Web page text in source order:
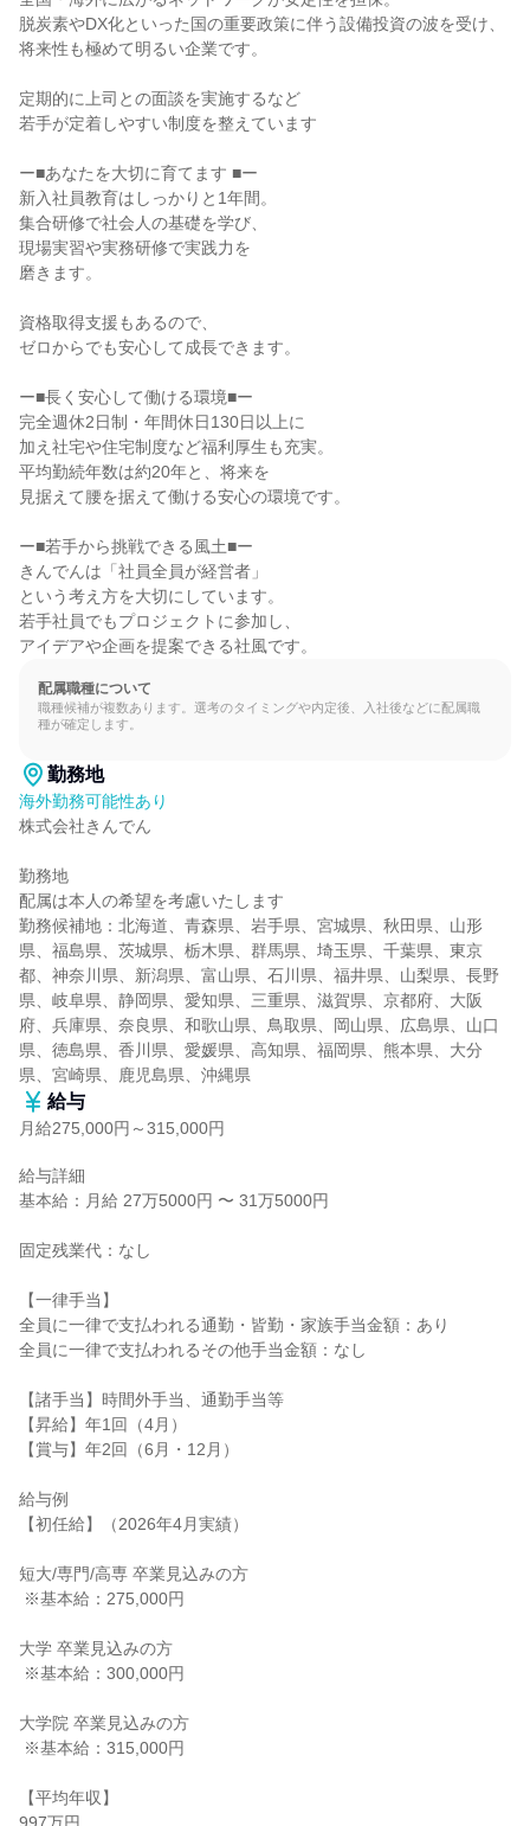
脱炭素やDX化といった国の重要政策に伴う設備投資の波を受け、
将来性も極めて明るい企業です。
定期的に上司との面談を実施するなど
若手が定着しやすい制度を整えています
ー■あなたを大切に育てます ■ー
新入社員教育はしっかりと1年間。
集合研修で社会人の基礎を学び、
現場実習や実務研修で実践力を
磨きます。
資格取得支援もあるので、
ゼロからでも安心して成長できます。
ー■長く安心して働ける環境■ー
完全週休2日制・年間休日130日以上に
加え社宅や住宅制度など福利厚生も充実。
平均勤続年数は約20年と、将来を
見据えて腰を据えて働ける安心の環境です。
ー■若手から挑戦できる風土■ー
きんでんは「社員全員が経営者」
という考え方を大切にしています。
若手社員でもプロジェクトに参加し、
アイデアや企画を提案できる社風です。
配属職種について
職種候補が複数あります。選考のタイミングや内定後、入社後などに配属職
種が確定します。
勤務地
海外勤務可能性あり
株式会社きんでん
勤務地
配属は本人の希望を考慮いたします
勤務候補地：北海道、青森県、岩手県、宮城県、秋田県、山形
県、福島県、茨城県、栃木県、群馬県、埼玉県、千葉県、東京
都、神奈川県、新潟県、富山県、石川県、福井県、山梨県、長野
県、岐阜県、静岡県、愛知県、三重県、滋賀県、京都府、大阪
府、兵庫県、奈良県、和歌山県、鳥取県、岡山県、広島県、山口
県、徳島県、香川県、愛媛県、高知県、福岡県、熊本県、大分
県、宮崎県、鹿児島県、沖縄県
給与
月給275,000円～315,000円
給与詳細
基本給：月給 27万5000円 〜 31万5000円
固定残業代：なし
【一律手当】
全員に一律で支払われる通勤・皆勤・家族手当金額：あり
全員に一律で支払われるその他手当金額：なし
【諸手当】時間外手当、通勤手当等
【昇給】年1回（4月）
【賞与】年2回（6月・12月）
給与例
【初任給】（2026年4月実績）
短大/専門/高専 卒業見込みの方
大学 卒業見込みの方
大学院 卒業見込みの方
【平均年収】